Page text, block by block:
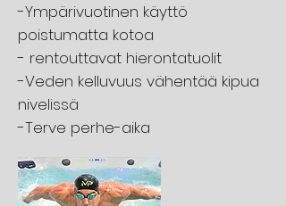
-Ympärivuotinen käyttö
poistumatta kotoa
- rentouttavat hierontatuolit
-Veden kelluvuus vähentää kipua
nivelissä
-Terve perhe-aika